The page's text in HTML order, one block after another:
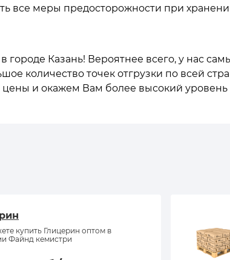
все меры предосторожности при
городе Казань! Вероятнее всего, у нас
количество точек отгрузки по всей
и окажем Вам более высокий уровень
купить Глицерин оптом в
Файнд кемистри